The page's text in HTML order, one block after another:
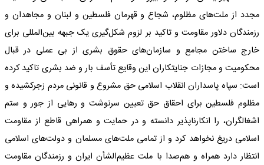
مجدد از ملت‌های مظلوم، شجاع و قهرمان فلسطین و لبنان و مجاهدان و
رزمندگان دلاور مقاومت و تاکید بر لزوم شکل‌گیری یک جبهه بین‌المللی برای
خارج ساختن مجامع و سازمان‌های حقوق بشری از بی عملی در قبال
محکومیت و مجازات جنایتکاران این وقایع تأسف بار و ضد بشری تاکید کرده
است: سپاه پاسداران انقلاب اسلامی حق مشروع و قانونی مردم زجرکشیده و
مظلوم فلسطین برای احقاق حق تعیین سرنوشت و رهایی از جور و ستم
اشغالگران، را انکارناپذیر دانسته و در حمایت و همراهی قاطع از مقاومت
اسلامی دریغ نخواهد کرد و از تمامی ملت‌های مسلمان و دولت‌های اسلامی
انتظار دارد همراه و هم‌صدا با ملت عظیم‌الشأن ایران و رزمندگان مقاومت